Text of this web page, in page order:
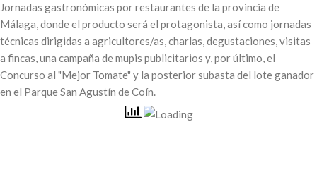
Jornadas gastronómicas por restaurantes de la provincia de
Málaga, donde el producto será el protagonista, así como jornadas
técnicas dirigidas a agricultores/as, charlas, degustaciones, visitas
a fincas, una campaña de mupis publicitarios y, por último, el
Concurso al "Mejor Tomate" y la posterior subasta del lote ganador
en el Parque San Agustín de Coín.